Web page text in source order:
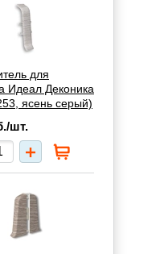
для
Идеал Деконика
ясень серый)
шт.